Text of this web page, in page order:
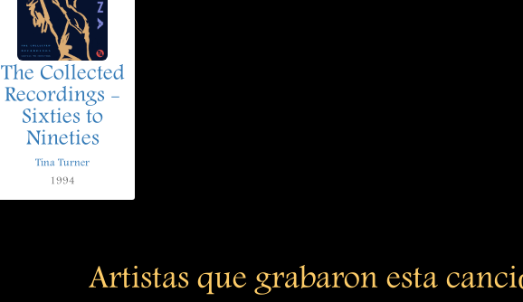
The Collected
Recordings -
Sixties to
Nineties
Tina Turner
1994
Artistas que grabaron esta